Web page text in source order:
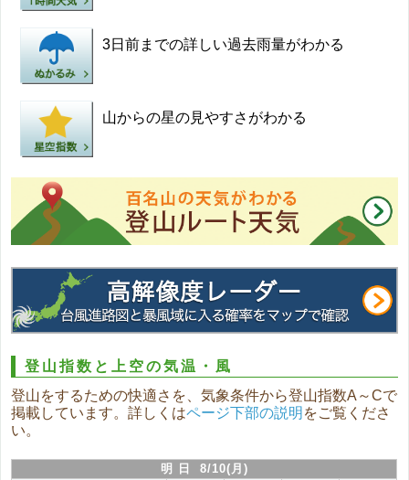
3日前までの詳しい過去雨量がわかる
山からの星の見やすさがわかる
登山指数と上空の気温・風
登山をするための快適さを、気象条件から登山指数A～Cで
掲載しています。詳しくはページ下部の説明 をご覧くださ
い。
明 日 8/10(月)